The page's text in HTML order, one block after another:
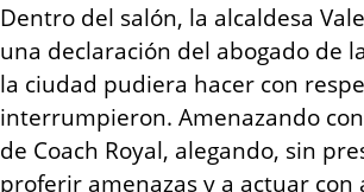
Dentro del salón, la alcaldesa
una declaración del abogado de
la ciudad pudiera hacer con
interrumpieron. Amenazando
de Coach Royal, alegando, sin
proferir amenazas y a actuar